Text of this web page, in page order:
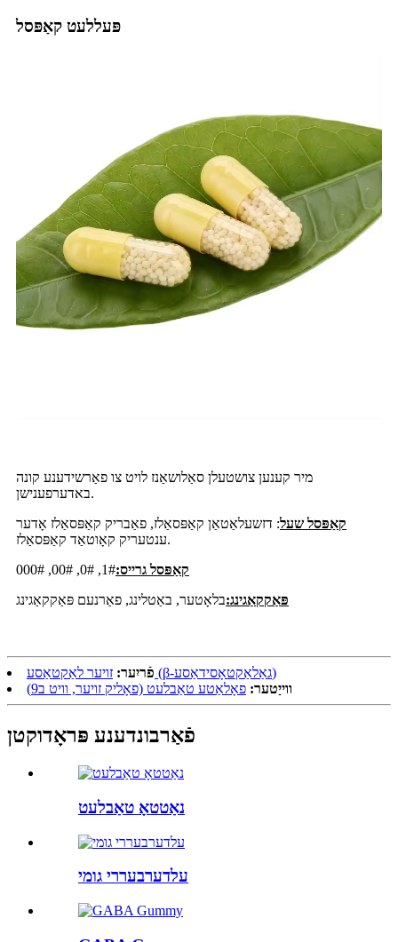
פּעללעט קאַפּסל
מיר קענען צושטעלן סאַלושאַנז לויט צו פאַרשידענע קונה
באדערפענישן.
קאַפּסל שעל: דזשעלאַטאַן קאַפּסאַלז, פאַבריק קאַפּסאַלז אָדער
ענטעריק קאָוטאַד קאַפּסאַלז.
קאַפּסל גרייס:1#, 0#, 00#, 000#
פּאַקקאַגינג:בלאָטער, באַטלינג, פאַרנעם פּאַקקאַגינג
פֿריִער:
זויער לאַקטאַסע (β-גאַלאַקטאָסידאַסע)
ווייַטער: פאָלאַטע טאַבלעט (פאָליק זויער, וויט ב9)
פֿאַרבונדענע פּראָדוקטן
נאַטטאָ טאַבלעט
עלדערבעררי גומי